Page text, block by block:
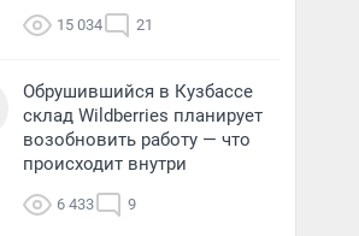
15 034 21
Обрушившийся в Кузбассе
склад Wildberries планирует
возобновить работу — что
происходит внутри
6 433 9